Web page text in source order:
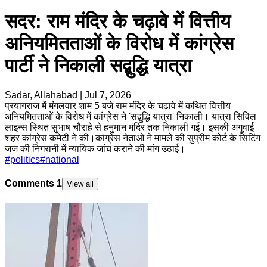
सदर: राम मंदिर के चढ़ावे में वित्तीय
अनियमितताओं के विरोध में कांग्रेस
पार्टी ने निकाली सद्बुद्धि यात्रा
Sadar, Allahabad
Jul 7, 2026
प्रयागराज में मंगलवार शाम 5 बजे राम मंदिर के चढ़ावे में कथित वित्तीय
अनियमितताओं के विरोध में कांग्रेस ने 'सद्बुद्धि यात्रा' निकाली। यात्रा सिविल
लाइन्स स्थित सुभाष चौराहे से हनुमान मंदिर तक निकाली गई। इसकी अगुवाई
शहर कांग्रेस कमेटी ने की।कांग्रेस नेताओं ने मामले की सुप्रीम कोर्ट के सिटिंग
जज की निगरानी में न्यायिक जांच कराने की मांग उठाई।
#politics#national
Comments 1 View all